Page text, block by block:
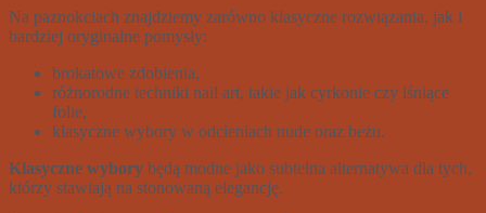
Na paznokciach znajdziemy zarówno klasyczne rozwiązania, jak i
bardziej oryginalne pomysły:
brokatowe zdobienia,
różnorodne techniki nail art, takie jak cyrkonie czy lśniące
folie,
klasyczne wybory w odcieniach nude oraz beżu.
Klasyczne wybory będą modne jako subtelna alternatywa dla tych,
którzy stawiają na stonowaną elegancję.